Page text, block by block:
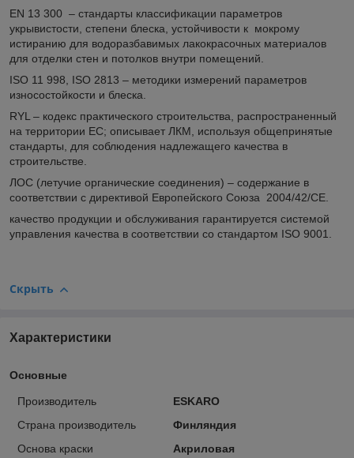
EN 13 300 – стандарты классификации параметров
укрывистости, степени блеска, устойчивости к мокрому
истиранию для водоразбавимых лакокрасочных материалов
для отделки стен и потолков внутри помещений.
ISO 11 998, ISO 2813 – методики измерений параметров
износостойкости и блеска.
RYL – кодекс практического строительства, распространенный
на территории ЕС; описывает ЛКМ, используя общепринятые
стандарты, для соблюдения надлежащего качества в
строительстве.
ЛОС (летучие органические соединения) – содержание в
соответствии с директивой Европейского Союза 2004/42/CE.
качество продукции и обслуживания гарантируется системой
управления качества в соответствии со стандартом ISO 9001.
Скрыть
Характеристики
Основные
Производитель
ESKARO
Страна производитель
Финляндия
Основа краски
Акриловая